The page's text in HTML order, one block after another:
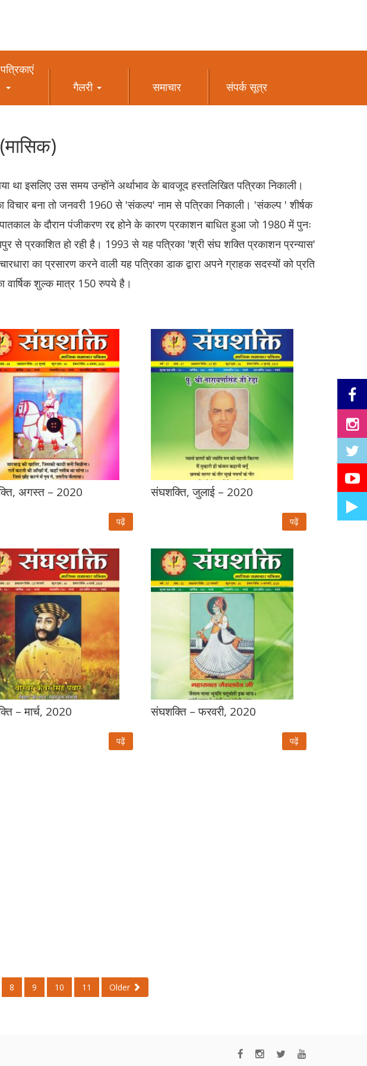
गैलरी
समाचार संपर्क सूत्र
था इसलिए उस समय उन्होंने अर्थाभाव के बावजूद हस्तलिखित पत्रिका निकाली।
विचार बना तो जनवरी 1960 से 'संकल्प' नाम से पत्रिका निकाली। 'संकल्प ' शीर्षक
के दौरान पंजीकरण रद्द होने के कारण प्रकाशन बाधित हुआ जो 1980 में पुनः
से प्रकाशित हो रही है। 1993 से यह पत्रिका 'श्री संघ शक्ति प्रकाशन प्रन्यास'
का प्रसारण करने वाली यह पत्रिका डाक द्वारा अपने ग्राहक सदस्यों को प्रति
वार्षिक शुल्क मात्र 150 रुपये है।
अगस्त – 2020
पढ़ें
संघशक्ति, जुलाई – 2020
पढ़ें
– मार्च, 2020
पढ़ें
संघशक्ति – फरवरी, 2020
पढ़ें
8 9 10 11 Older